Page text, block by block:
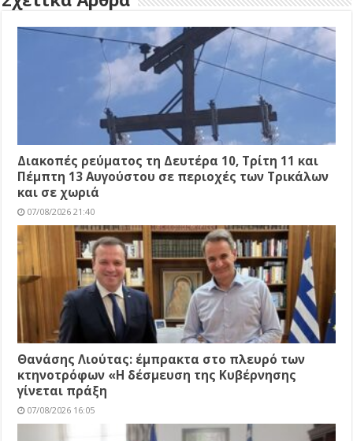
Διακοπές ρεύματος τη Δευτέρα 10, Τρίτη 11 και
Πέμπτη 13 Αυγούστου σε περιοχές των Τρικάλων
και σε χωριά
07/08/2026 21:40
Θανάσης Λιούτας: έμπρακτα στο πλευρό των
κτηνοτρόφων «Η δέσμευση της Κυβέρνησης
γίνεται πράξη
07/08/2026 16:05